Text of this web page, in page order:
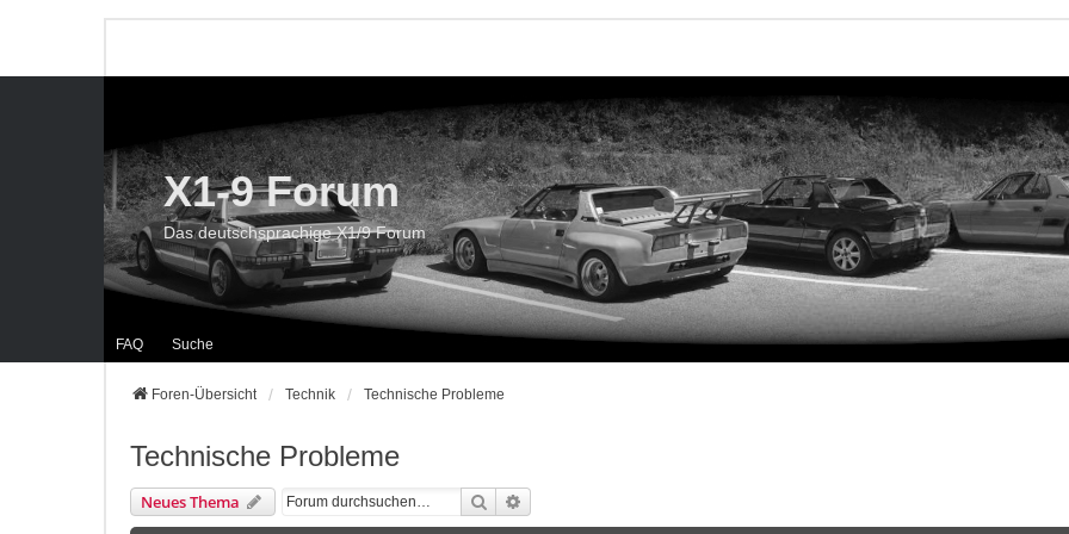
FAQ Suche
X1-9 Forum
Das deutschsprachige X1/9 Forum
Foren-Übersicht Technik Technische Probleme
Technische Probleme
Neues Thema Suche